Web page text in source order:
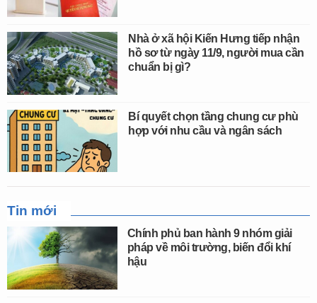
Nhà ở xã hội Kiến Hưng tiếp nhận
hồ sơ từ ngày 11/9, người mua cần
chuẩn bị gì?
Bí quyết chọn tầng chung cư phù
hợp với nhu cầu và ngân sách
Tin mới
Chính phủ ban hành 9 nhóm giải
pháp về môi trường, biến đổi khí
hậu